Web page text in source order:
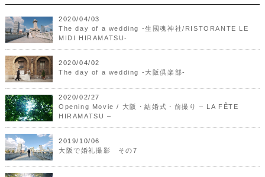
2020/04/03
The day of a wedding -生國魂神社/RISTORANTE LE
MIDI HIRAMATSU-
2020/04/02
The day of a wedding -大阪倶楽部-
2020/02/27
Opening Movie / 大阪・結婚式・前撮り – LA FÊTE
HIRAMATSU –
2019/10/06
大阪で婚礼撮影 その7